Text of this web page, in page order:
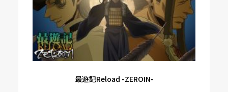
最遊記Reload -ZEROIN-